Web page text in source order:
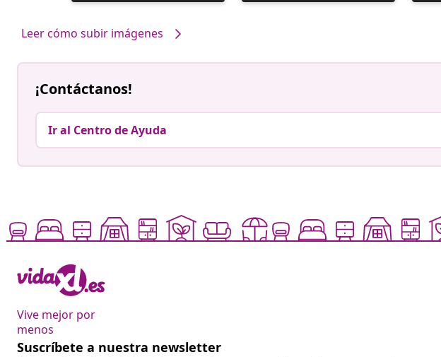
Leer cómo subir imágenes
¡Contáctanos!
Ir al Centro de Ayuda
Vive mejor por
menos
Suscríbete a nuestra newsletter